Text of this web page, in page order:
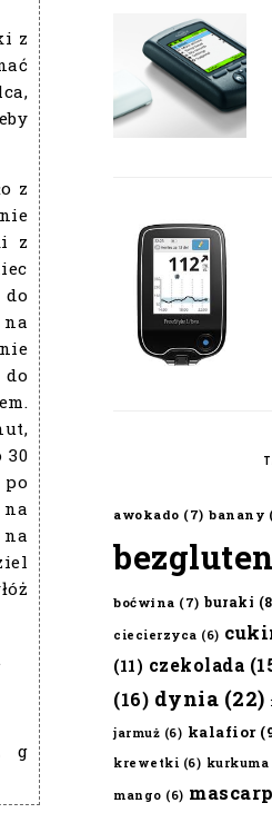
z
z
z
30
g
awokado (7) banany
boćwina (7) buraki
ciecierzyca (6)
(11) czekolada
(16) dynia (22)
jarmuż (6) kalafior
krewetki (6) kurkuma
mango (6)